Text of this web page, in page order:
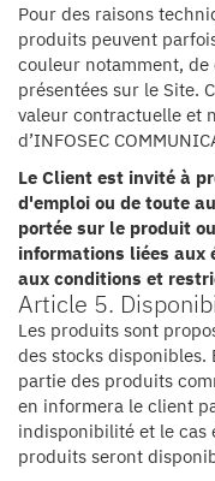
Pour des raisons
produits peuvent
couleur notamment,
présentées sur le Site.
valeur contractuelle et
d’INFOSEC
Le Client est invité à
d'emploi ou de toute
portée sur le produit
informations liées aux
aux conditions et
Article 5.
Les produits sont
des stocks disponibles.
partie des produits
en informera le client
indisponibilité et le cas
produits seront